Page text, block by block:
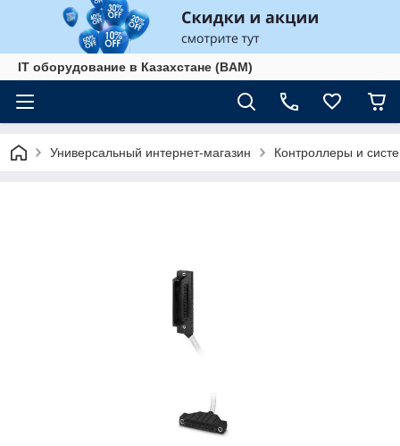
IT оборудование в Казахстане (BAM)
Универсальный интернет-магазин Контроллеры и